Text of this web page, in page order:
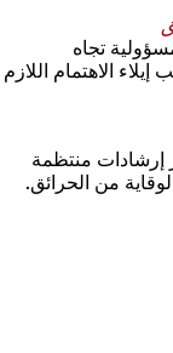
تجاه
الاهتمام اللازم
إرشادات منتظمة
من الحرائق.